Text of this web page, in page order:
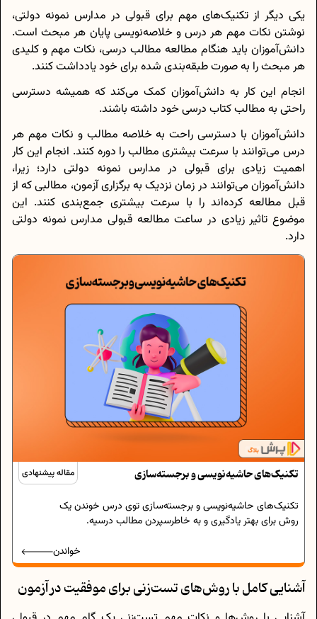
یکی دیگر از تکنیک‌های مهم برای قبولی در مدارس نمونه دولتی،
نوشتن نکات مهم هر درس و خلاصه‌نویسی پایان هر مبحث است.
دانش‌آموزان باید هنگام مطالعه مطالب درسی، نکات مهم و کلیدی
هر مبحث را به صورت طبقه‌بندی شده برای خود یادداشت کنند.
انجام این کار به دانش‌آموزان کمک می‌کند که همیشه دسترسی
راحتی به مطالب کتاب درسی خود داشته باشند.
دانش‌آموزان با دسترسی راحت به خلاصه مطالب و نکات مهم هر
درس می‌توانند با سرعت بیشتری مطالب را دوره کنند. انجام این کار
اهمیت زیادی برای قبولی در مدارس نمونه دولتی دارد؛ زیرا،
دانش‌آموزان می‌توانند در زمان نزدیک به برگزاری آزمون، مطالبی که از
قبل مطالعه کرده‌اند را با سرعت بیشتری جمع‌بندی کنند. این
موضوع تاثیر زیادی در ساعت مطالعه قبولی مدارس نمونه دولتی
دارد.
مقاله پیشنهادی تکنیک‌های حاشیه‌نویسی و برجسته‌سازی
تکنیک‌های حاشیه‌نویسی و برجسته‌سازی توی درس خوندن یک
روش برای بهتر یادگیری و به خاطرسپردن مطالب درسیه.
خواندن
آشنایی کامل با روش‌های تست‌زنی برای موفقیت در آزمون